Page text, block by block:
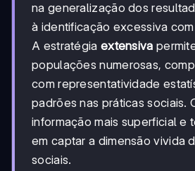
na generalização dos
à identificação excessiva
A estratégia extensiva
populações numerosas,
com representatividade
padrões nas práticas sociais.
informação mais superficial e
em captar a dimensão vivida
sociais.